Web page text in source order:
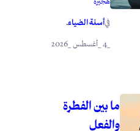
فيأسنة الضياء.
_4 _أغسطس _2026
ما بين الفطرة
والفعل